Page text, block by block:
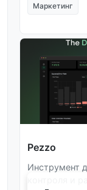
Маркетинг
Pezzo
Инструмент